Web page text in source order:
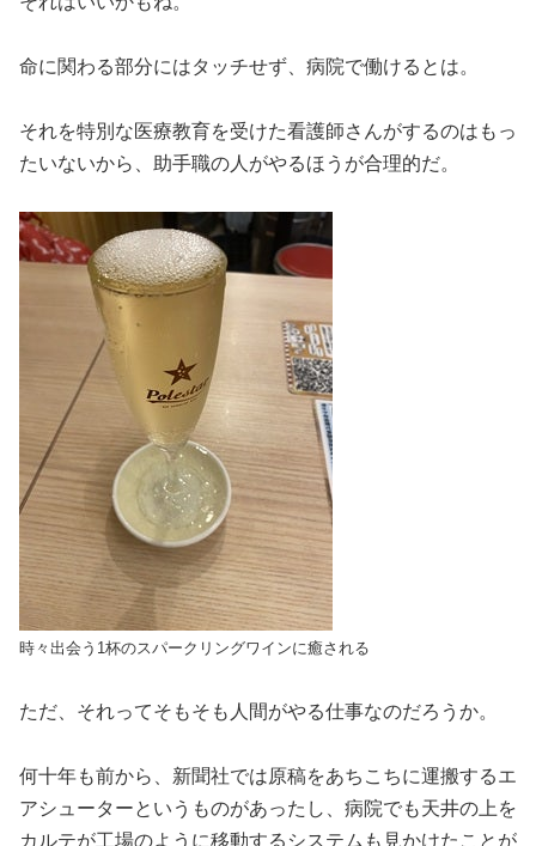
命に関わる部分にはタッチせず、病院で働けるとは。
それを特別な医療教育を受けた看護師さんがするのはもっ
たいないから、助手職の人がやるほうが合理的だ。
時々出会う1杯のスパークリングワインに癒される
ただ、それってそもそも人間がやる仕事なのだろうか。
何十年も前から、新聞社では原稿をあちこちに運搬するエ
アシューターというものがあったし、病院でも天井の上を
カルテが工場のように移動するシステムも見かけたことが